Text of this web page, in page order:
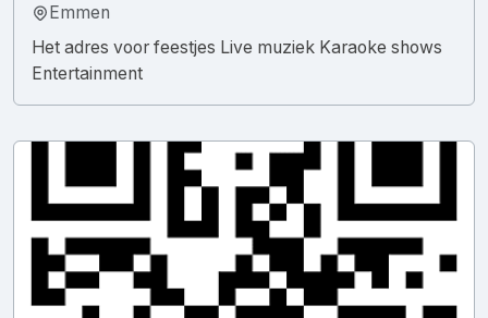
Emmen
Het adres voor feestjes Live muziek Karaoke shows
Entertainment